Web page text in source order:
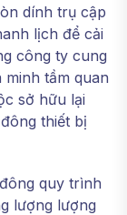
dính trụ cập
lịch để cải
công ty cung
tầm quan
sở hữu lại
thiết bị
quy trình
lượng lượng